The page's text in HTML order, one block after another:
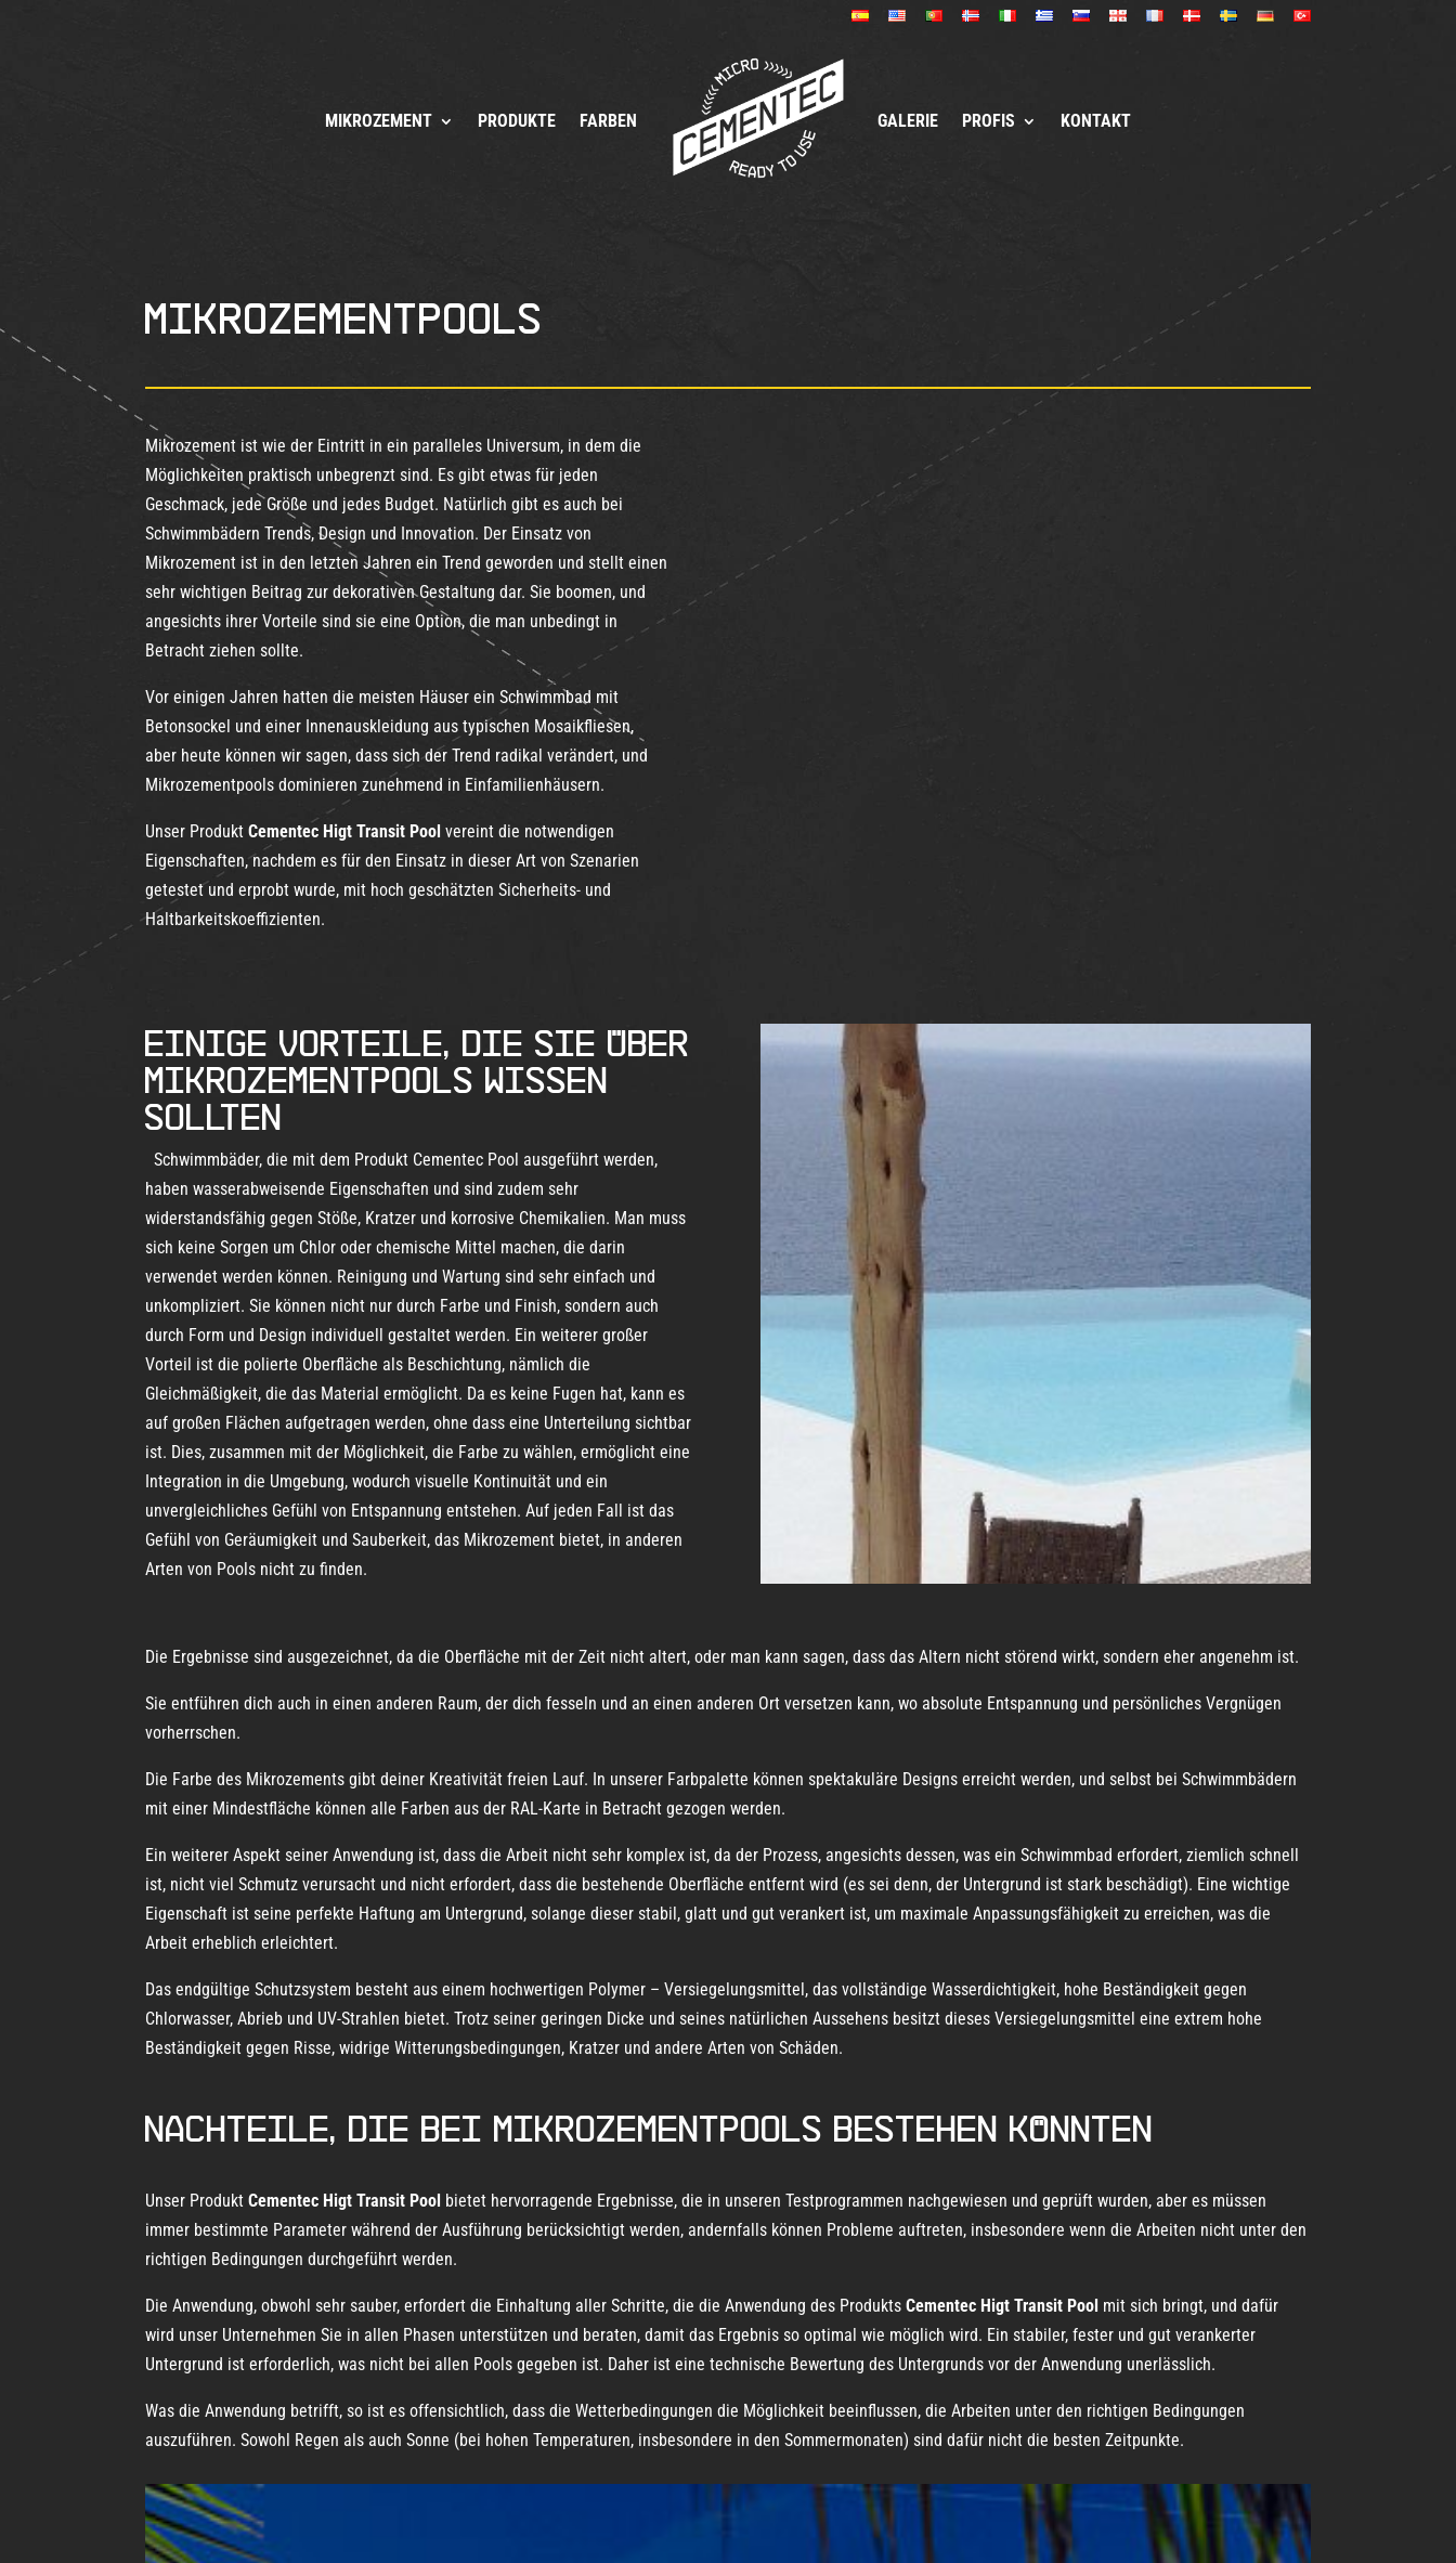
MIKROZEMENT PRODUKTE FARBEN GALERIE PROFIS KONTAKT
Mikrozementpools
Mikrozement ist wie der Eintritt in ein paralleles Universum, in dem die
Möglichkeiten praktisch unbegrenzt sind. Es gibt etwas für jeden
Geschmack, jede Größe und jedes Budget. Natürlich gibt es auch bei
Schwimmbädern Trends, Design und Innovation. Der Einsatz von
Mikrozement ist in den letzten Jahren ein Trend geworden und stellt einen
sehr wichtigen Beitrag zur dekorativen Gestaltung dar. Sie boomen, und
angesichts ihrer Vorteile sind sie eine Option, die man unbedingt in
Betracht ziehen sollte.
Vor einigen Jahren hatten die meisten Häuser ein Schwimmbad mit
Betonsockel und einer Innenauskleidung aus typischen Mosaikfliesen,
aber heute können wir sagen, dass sich der Trend radikal verändert, und
Mikrozementpools dominieren zunehmend in Einfamilienhäusern.
Unser ProduktCementec Higt Transit Pool vereint die notwendigen
Eigenschaften, nachdem es für den Einsatz in dieser Art von Szenarien
getestet und erprobt wurde, mit hoch geschätzten Sicherheits- und
Haltbarkeitskoeffizienten.
EINIGE VORTEILE, DIE SIE ÜBER
MIKROZEMENTPOOLS WISSEN
SOLLTEN
Schwimmbäder, die mit dem Produkt Cementec Pool ausgeführt werden,
haben wasserabweisende Eigenschaften und sind zudem sehr
widerstandsfähig gegen Stöße, Kratzer und korrosive Chemikalien. Man muss
sich keine Sorgen um Chlor oder chemische Mittel machen, die darin
verwendet werden können. Reinigung und Wartung sind sehr einfach und
unkompliziert. Sie können nicht nur durch Farbe und Finish, sondern auch
durch Form und Design individuell gestaltet werden. Ein weiterer großer
Vorteil ist die polierte Oberfläche als Beschichtung, nämlich die
Gleichmäßigkeit, die das Material ermöglicht. Da es keine Fugen hat, kann es
auf großen Flächen aufgetragen werden, ohne dass eine Unterteilung sichtbar
ist. Dies, zusammen mit der Möglichkeit, die Farbe zu wählen, ermöglicht eine
Integration in die Umgebung, wodurch visuelle Kontinuität und ein
unvergleichliches Gefühl von Entspannung entstehen. Auf jeden Fall ist das
Gefühl von Geräumigkeit und Sauberkeit, das Mikrozement bietet, in anderen
Arten von Pools nicht zu finden.
Die Ergebnisse sind ausgezeichnet, da die Oberfläche mit der Zeit nicht altert, oder man kann sagen, dass das Altern nicht störend wirkt, sondern eher angenehm ist.
Sie entführen dich auch in einen anderen Raum, der dich fesseln und an einen anderen Ort versetzen kann, wo absolute Entspannung und persönliches Vergnügen
vorherrschen.
Die Farbe des Mikrozements gibt deiner Kreativität freien Lauf. In unserer Farbpalette können spektakuläre Designs erreicht werden, und selbst bei Schwimmbädern
mit einer Mindestfläche können alle Farben aus der RAL-Karte in Betracht gezogen werden.
Ein weiterer Aspekt seiner Anwendung ist, dass die Arbeit nicht sehr komplex ist, da der Prozess, angesichts dessen, was ein Schwimmbad erfordert, ziemlich schnell
ist, nicht viel Schmutz verursacht und nicht erfordert, dass die bestehende Oberfläche entfernt wird (es sei denn, der Untergrund ist stark beschädigt). Eine wichtige
Eigenschaft ist seine perfekte Haftung am Untergrund, solange dieser stabil, glatt und gut verankert ist, um maximale Anpassungsfähigkeit zu erreichen, was die
Arbeit erheblich erleichtert.
Das endgültige Schutzsystem besteht aus einem hochwertigen Polymer – Versiegelungsmittel, das vollständige Wasserdichtigkeit, hohe Beständigkeit gegen
Chlorwasser, Abrieb und UV-Strahlen bietet. Trotz seiner geringen Dicke und seines natürlichen Aussehens besitzt dieses Versiegelungsmittel eine extrem hohe
Beständigkeit gegen Risse, widrige Witterungsbedingungen, Kratzer und andere Arten von Schäden.
Nachteile, die bei Mikrozementpools bestehen könnten
Unser ProduktCementec Higt Transit Pool bietet hervorragende Ergebnisse, die in unseren Testprogrammen nachgewiesen und geprüft wurden, aber es müssen
immer bestimmte Parameter während der Ausführung berücksichtigt werden, andernfalls können Probleme auftreten, insbesondere wenn die Arbeiten nicht unter den
richtigen Bedingungen durchgeführt werden.
Die Anwendung, obwohl sehr sauber, erfordert die Einhaltung aller Schritte, die die Anwendung des ProduktsCementec Higt Transit Pool mit sich bringt, und dafür
wird unser Unternehmen Sie in allen Phasen unterstützen und beraten, damit das Ergebnis so optimal wie möglich wird. Ein stabiler, fester und gut verankerter
Untergrund ist erforderlich, was nicht bei allen Pools gegeben ist. Daher ist eine technische Bewertung des Untergrunds vor der Anwendung unerlässlich.
Was die Anwendung betrifft, so ist es offensichtlich, dass die Wetterbedingungen die Möglichkeit beeinflussen, die Arbeiten unter den richtigen Bedingungen
auszuführen. Sowohl Regen als auch Sonne (bei hohen Temperaturen, insbesondere in den Sommermonaten) sind dafür nicht die besten Zeitpunkte.